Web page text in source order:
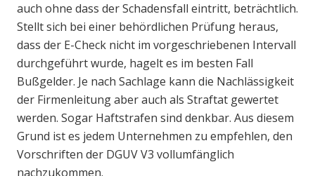
auch ohne dass der Schadensfall eintritt, beträchtlich.
Stellt sich bei einer behördlichen Prüfung heraus,
dass der E-Check nicht im vorgeschriebenen Intervall
durchgeführt wurde, hagelt es im besten Fall
Bußgelder. Je nach Sachlage kann die Nachlässigkeit
der Firmenleitung aber auch als Straftat gewertet
werden. Sogar Haftstrafen sind denkbar. Aus diesem
Grund ist es jedem Unternehmen zu empfehlen, den
Vorschriften der DGUV V3 vollumfänglich
nachzukommen.